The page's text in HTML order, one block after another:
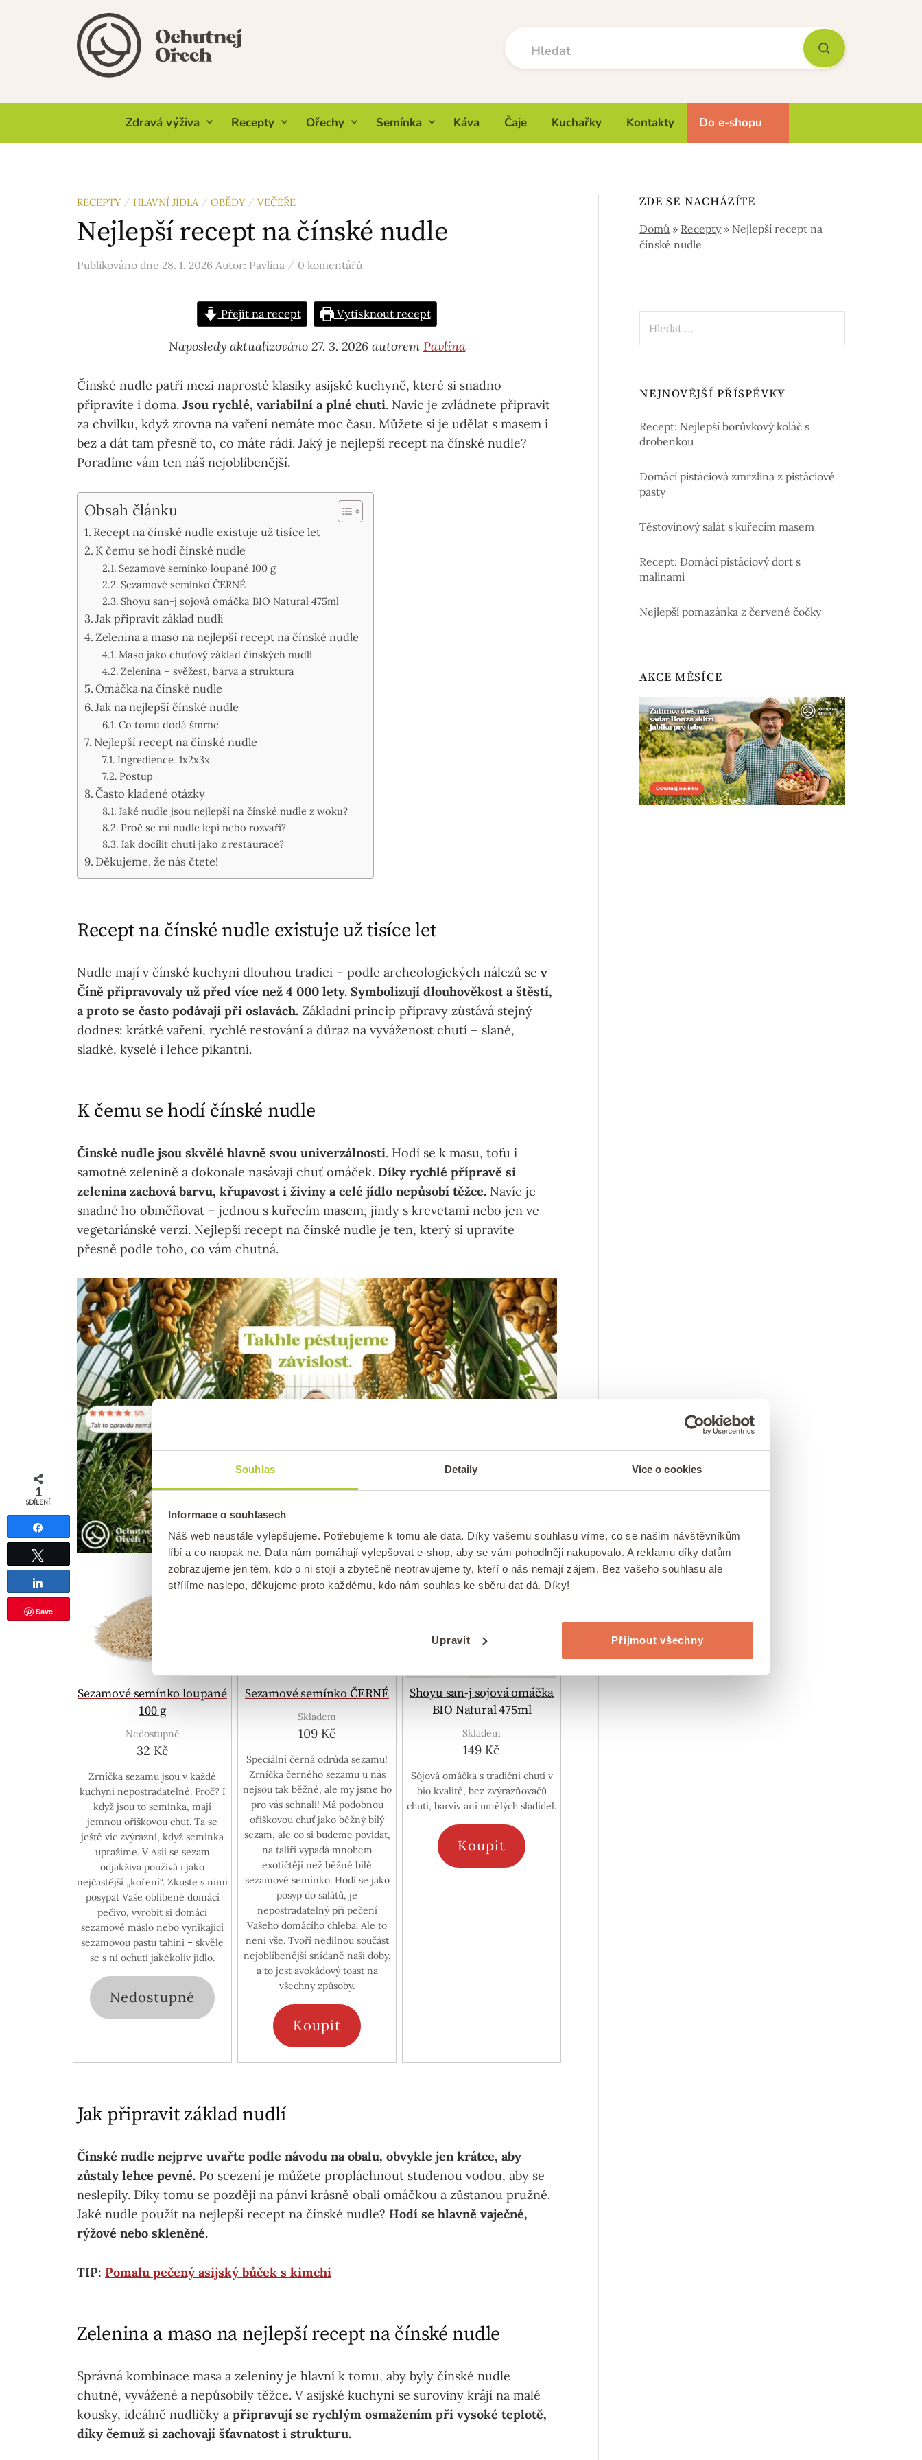
Souhlas Detaily Více o cookies
Informace o souhlasech
Náš web neustále vylepšujeme. Potřebujeme k tomu ale data. Díky vašemu souhlasu víme, co se našim návštěvníkům
líbí a co naopak ne. Data nám pomáhají vylepšovat e-shop, aby se vám pohodlněji nakupovalo. A reklamu díky datům
zobrazujeme jen těm, kdo o ni stojí a zbytečně neotravujeme ty, kteří o nás nemají zájem. Bez vašeho souhlasu ale
střílíme naslepo, děkujeme proto každému, kdo nám souhlas ke sběru dat dá. Díky!
Upravit Přijmout všechny
Zdravá výživa Recepty Ořechy Semínka Káva Čaje Kuchařky Kontakty Do e-shopu
RECEPTY / HLAVNÍ JÍDLA / OBĚDY / VEČEŘE
Nejlepší recept na čínské nudle
Publikováno dne 28. 1. 2026 Autor: Pavlína / 0 komentářů
Přejít na recept Vytisknout recept
Naposledy aktualizováno 27. 3. 2026 autorem Pavlína
Čínské nudle patří mezi naprosté klasiky asijské kuchyně, které si snadno
připravíte i doma. Jsou rychlé, variabilní a plné chuti. Navíc je zvládnete připravit
za chvilku, když zrovna na vaření nemáte moc času. Můžete si je udělat s masem i
bez a dát tam přesně to, co máte rádi. Jaký je nejlepší recept na čínské nudle?
Poradíme vám ten náš nejoblíbenější.
Obsah článku
Recept na čínské nudle existuje už tisíce let
K čemu se hodí čínské nudle
Sezamové semínko loupané 100 g
Sezamové semínko ČERNÉ
Shoyu san-j sojová omáčka BIO Natural 475ml
Jak připravit základ nudlí
Zelenina a maso na nejlepší recept na čínské nudle
Maso jako chuťový základ čínských nudlí
Zelenina – svěžest, barva a struktura
Omáčka na čínské nudle
Jak na nejlepší čínské nudle
Co tomu dodá šmrnc
Nejlepší recept na čínské nudle
Ingredience 1x2x3x
Postup
Často kladené otázky
Jaké nudle jsou nejlepší na čínské nudle z woku?
Proč se mi nudle lepí nebo rozvaří?
Jak docílit chuti jako z restaurace?
Děkujeme, že nás čtete!
Recept na čínské nudle existuje už tisíce let
Nudle mají v čínské kuchyni dlouhou tradici – podle archeologických nálezů se v
Číně připravovaly už před více než 4 000 lety. Symbolizují dlouhověkost a štěstí,
a proto se často podávají při oslavách. Základní princip přípravy zůstává stejný
dodnes: krátké vaření, rychlé restování a důraz na vyváženost chutí – slané,
sladké, kyselé i lehce pikantní.
K čemu se hodí čínské nudle
Čínské nudle jsou skvělé hlavně svou univerzálností. Hodí se k masu, tofu i
samotné zelenině a dokonale nasávají chuť omáček. Díky rychlé přípravě si
zelenina zachová barvu, křupavost i živiny a celé jídlo nepůsobí těžce. Navíc je
snadné ho obměňovat – jednou s kuřecím masem, jindy s krevetami nebo jen ve
vegetariánské verzi. Nejlepší recept na čínské nudle je ten, který si upravíte
přesně podle toho, co vám chutná.
Sezamové semínko loupané
100 g
Nedostupné
32 Kč
Zrníčka sezamu jsou v každé
kuchyni nepostradatelné. Proč? I
když jsou to semínka, mají
jemnou oříškovou chuť. Ta se
ještě víc zvýrazní, když semínka
upražíme. V Asii se sezam
odjakživa používá i jako
nejčastější „koření“. Zkuste s nimi
posypat Vaše oblíbené domácí
pečivo, vyrobit si domácí
sezamové máslo nebo vynikající
sezamovou pastu tahini – skvěle
se s ní ochutí jakékoliv jídlo.
Nedostupné
Sezamové semínko ČERNÉ
Skladem
109 Kč
Speciální černá odrůda sezamu!
Zrníčka černého sezamu u nás
nejsou tak běžné, ale my jsme ho
pro vás sehnali! Má podobnou
oříškovou chuť jako běžný bílý
sezam, ale co si budeme povídat,
na talíři vypadá mnohem
exotičtěji než běžné bílé
sezamové semínko. Hodí se jako
posyp do salátů, je
nepostradatelný při pečení
Vašeho domácího chleba. Ale to
není vše. Tvoří nedílnou součást
nejoblíbenější snídaně naší doby,
a to jest avokádový toast na
všechny způsoby.
Koupit
Shoyu san-j sojová omáčka
BIO Natural 475ml
Skladem
149 Kč
Sójová omáčka s tradiční chutí v
bio kvalitě, bez zvýrazňovačů
chuti, barviv ani umělých sladidel.
Koupit
Jak připravit základ nudlí
Čínské nudle nejprve uvařte podle návodu na obalu, obvykle jen krátce, aby
zůstaly lehce pevné. Po scezení je můžete propláchnout studenou vodou, aby se
neslepily. Díky tomu se později na pánvi krásně obalí omáčkou a zůstanou pružné.
Jaké nudle použít na nejlepší recept na čínské nudle? Hodí se hlavně vaječné,
rýžové nebo skleněné.
TIP: Pomalu pečený asijský bůček s kimchi
Zelenina a maso na nejlepší recept na čínské nudle
Správná kombinace masa a zeleniny je hlavní k tomu, aby byly čínské nudle
chutné, vyvážené a nepůsobily těžce. V asijské kuchyni se suroviny krájí na malé
kousky, ideálně nudličky a připravují se rychlým osmažením při vysoké teplotě,
díky čemuž si zachovají šťavnatost i strukturu.
ZDE SE NACHÁZÍTE
Domů » Recepty » Nejlepší recept na
čínské nudle
NEJNOVĚJŠÍ PŘÍSPĚVKY
Recept: Nejlepší borůvkový koláč s
drobenkou
Domácí pistáciová zmrzlina z pistáciové
pasty
Těstovinový salát s kuřecím masem
Recept: Domácí pistáciový dort s
malinami
Nejlepší pomazánka z červené čočky
AKCE MĚSÍCE
1
SDÍLENÍ
Tweetnout
Save